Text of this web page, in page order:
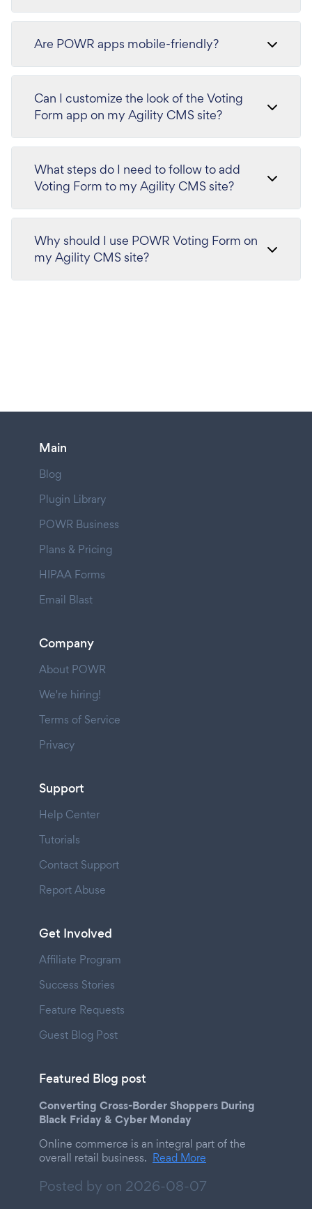
Are POWR apps mobile-friendly?
Can I customize the look of the Voting
Form app on my Agility CMS site?
What steps do I need to follow to add
Voting Form to my Agility CMS site?
Why should I use POWR Voting Form on
my Agility CMS site?
Main
Blog
Plugin Library
POWR Business
Plans & Pricing
HIPAA Forms
Email Blast
Company
About POWR
We're hiring!
Terms of Service
Privacy
Support
Help Center
Tutorials
Contact Support
Report Abuse
Get Involved
Affiliate Program
Success Stories
Feature Requests
Guest Blog Post
Featured Blog post
Converting Cross-Border Shoppers During
Black Friday & Cyber Monday
Online commerce is an integral part of the
overall retail business. Read More
Posted by on 2026-08-07